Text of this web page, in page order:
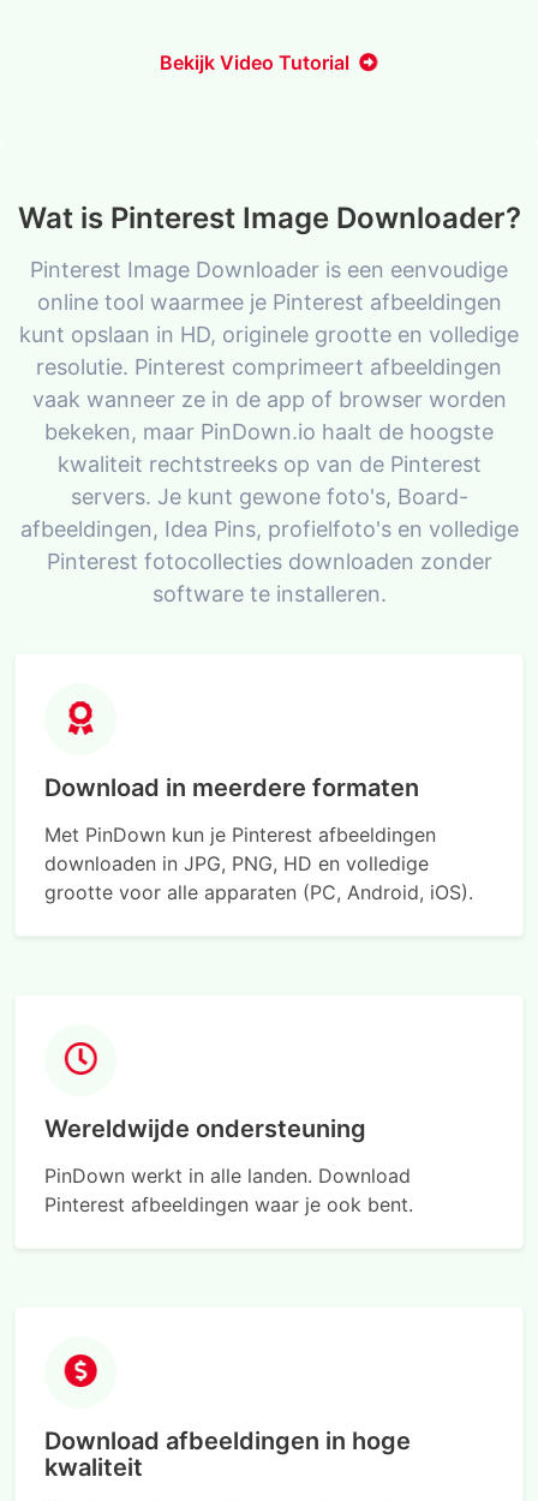
Bekijk Video Tutorial
Wat is Pinterest Image Downloader?
Pinterest Image Downloader is een eenvoudige
online tool waarmee je Pinterest afbeeldingen
kunt opslaan in HD, originele grootte en volledige
resolutie. Pinterest comprimeert afbeeldingen
vaak wanneer ze in de app of browser worden
bekeken, maar PinDown.io haalt de hoogste
kwaliteit rechtstreeks op van de Pinterest
servers. Je kunt gewone foto's, Board-
afbeeldingen, Idea Pins, profielfoto's en volledige
Pinterest fotocollecties downloaden zonder
software te installeren.
Download in meerdere formaten
Met PinDown kun je Pinterest afbeeldingen
downloaden in JPG, PNG, HD en volledige
grootte voor alle apparaten (PC, Android, iOS).
Wereldwijde ondersteuning
PinDown werkt in alle landen. Download
Pinterest afbeeldingen waar je ook bent.
Download afbeeldingen in hoge
kwaliteit